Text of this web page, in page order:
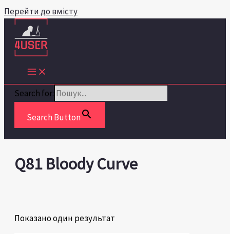
Перейти до вмісту
Search for:
Search Button
Q81 Bloody Curve
Показано один результат